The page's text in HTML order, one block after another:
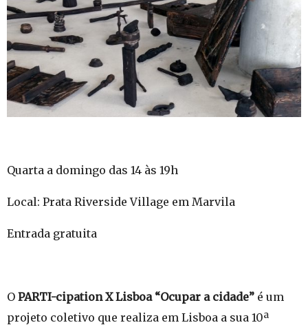
Quarta a domingo das 14 às 19h
Local: Prata Riverside Village em Marvila
Entrada gratuita
O PARTI-cipation X Lisboa “Ocupar a cidade” é um
projeto coletivo que realiza em Lisboa a sua 10ª